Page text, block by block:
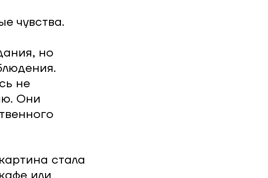
чувства.
но
не
Они
стала